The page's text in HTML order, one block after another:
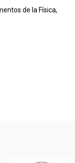
de la Física,